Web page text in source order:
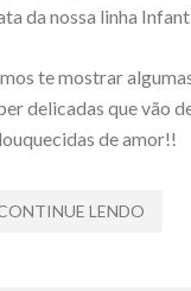
da nossa linha
te mostrar
delicadas que vão
de amor!!
LENDO